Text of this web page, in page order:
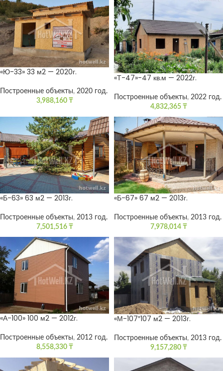
«Ю-33» 33 м2 — 2020г.
Построенные объекты, 2020 год.
3,988,160 ₸
«Т-47»-47 кв.м — 2022г.
Построенные объекты, 2022 год.
4,832,365 ₸
«Б-63» 63 м2 — 2013г.
Построенные объекты, 2013 год.
7,501,516 ₸
«Б-67» 67 м2 — 2013г.
Построенные объекты, 2013 год.
7,978,014 ₸
«А-100» 100 м2 — 2012г.
Построенные объекты, 2012 год.
8,558,330 ₸
«М-107″107 м2 — 2013г.
Построенные объекты, 2013 год.
9,157,280 ₸